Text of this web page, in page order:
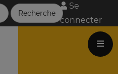
Se
connecter